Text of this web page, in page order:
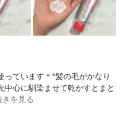
ています＊°髪の毛がかなり
心に馴染ませて乾かすとまと
きを見る